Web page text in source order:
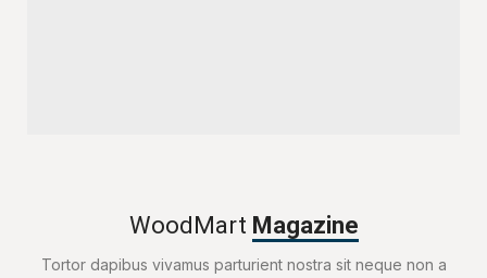
WoodMart Magazine
Tortor dapibus vivamus parturient nostra sit neque non a